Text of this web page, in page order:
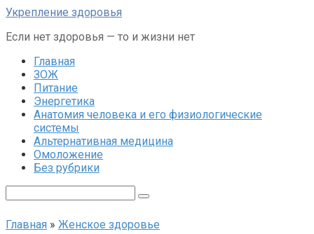
Перейти
контенту
Укрепление здоровья
Если нет здоровья — то и жизни нет
Главная
ЗОЖ
Питание
Энергетика
Анатомия человека и его физиологические
системы
Альтернативная медицина
Омоложение
Без рубрики
Главная » Женское здоровье